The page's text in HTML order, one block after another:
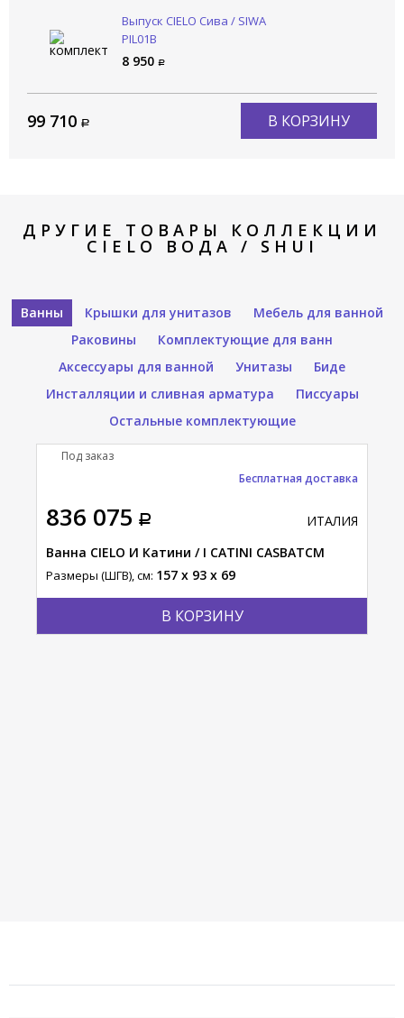
Выпуск CIELO Сива / SIWA
PIL01B
8 950
99 710 В КОРЗИНУ
ДРУГИЕ ТОВАРЫ КОЛЛЕКЦИИ
CIELO ВОДА / SHUI
Ванны Крышки для унитазов
Мебель для ванной
Раковины
Комплектующие для ванн
Аксессуары для ванной
Унитазы
Биде
Инсталляции и сливная арматура
Писсуары
Остальные комплектующие
836 075
В КОРЗИНУ
ИТАЛИЯ
Ванна CIELO И Катини / I CATINI CASBATCM
Размеры (ШГВ), см: 157 x 93 x 69
Под заказ
Бесплатная доставка